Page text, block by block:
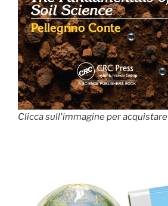
Clicca sull'immagine per acquistare